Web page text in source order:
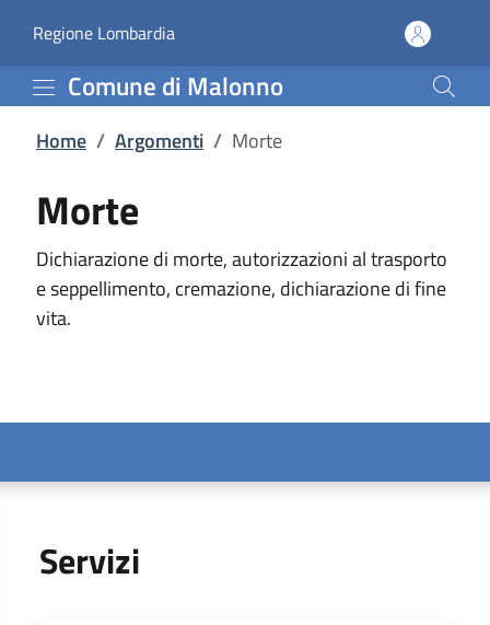
Morte | Comune di
Regione Lombardia(apre in un'altra scheda).
Comune di Malonno
Home / Argomenti / Morte
Morte
Dichiarazione di morte, autorizzazioni al trasporto
e seppellimento, cremazione, dichiarazione di fine
vita.
Servizi